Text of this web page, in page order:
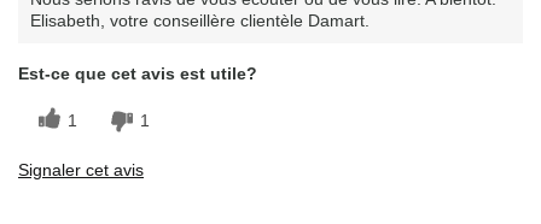
Elisabeth, votre conseillère clientèle Damart.
Est-ce que cet avis est utile?
1 1
Signaler cet avis